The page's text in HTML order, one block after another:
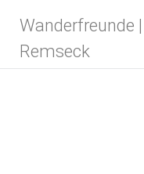
Inhalt
springen
Wanderfreunde |
Remseck